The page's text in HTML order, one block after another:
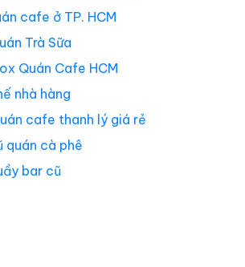
cafe ở TP. HCM
Trà Sữa
Quán Cafe HCM
nhà hàng
cafe thanh lý giá rẻ
quán cà phê
bar cũ